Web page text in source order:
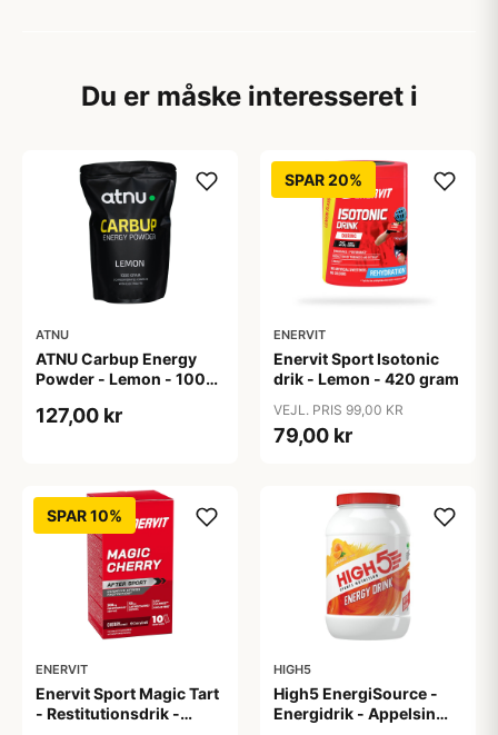
Du er måske interesseret i
ATNU
ATNU Carbup Energy
Powder - Lemon - 1000
127,00 kr
SPAR 20%
ENERVIT
Enervit Sport Isotonic
drik - Lemon - 420 gram
VEJL. PRIS 99,00 KR
79,00 kr
SPAR 10%
ENERVIT
Enervit Sport Magic Tart
- Restitutionsdrik -
HIGH5
High5 EnergiSource -
Energidrik - Appelsin